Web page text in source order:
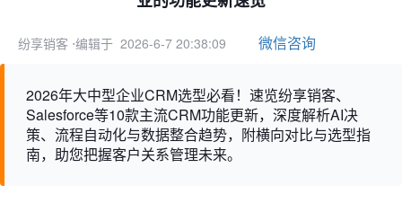
纷享销客 ⋅编辑于 2026-6-7 20:38:09 微信咨询
2026年大中型企业CRM选型必看！速览纷享销客、
Salesforce等10款主流CRM功能更新，深度解析AI决
策、流程自动化与数据整合趋势，附横向对比与选型指
南，助您把握客户关系管理未来。